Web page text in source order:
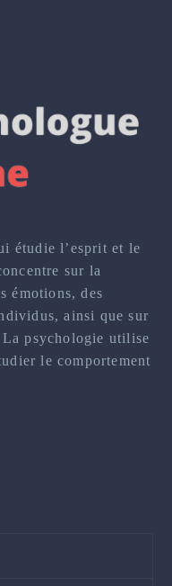
étudie l’esprit et le
sur la
émotions, des
ainsi que sur
psychologie utilise
le comportement